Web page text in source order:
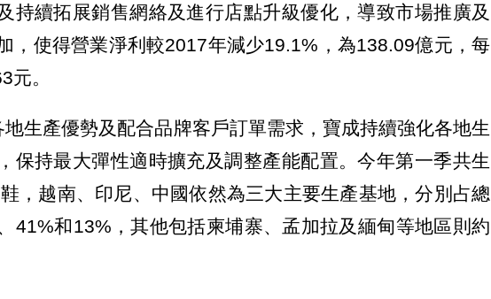
持續拓展銷售網絡及進行店點升級優化，導致市場推廣及
，使得營業淨利較2017年減少19.1%，為138.09億元，每
元。
生產優勢及配合品牌客戶訂單需求，寶成持續強化各地生
保持最大彈性適時擴充及調整產能配置。今年第一季共生
，越南、印尼、中國依然為三大主要生產基地，分別占總
41%和13%，其他包括柬埔寨、孟加拉及緬甸等地區則約